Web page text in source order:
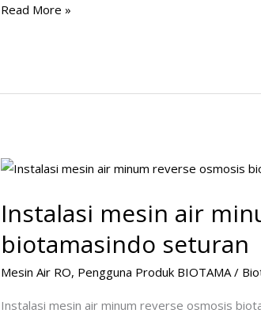
Read More »
Instalasi mesin air
biotamasindo seturan
Mesin Air RO, Pengguna Produk BIOTAMA /
Instalasi mesin air minum reverse osmosis
Instalasi
air
reverse
osmosis